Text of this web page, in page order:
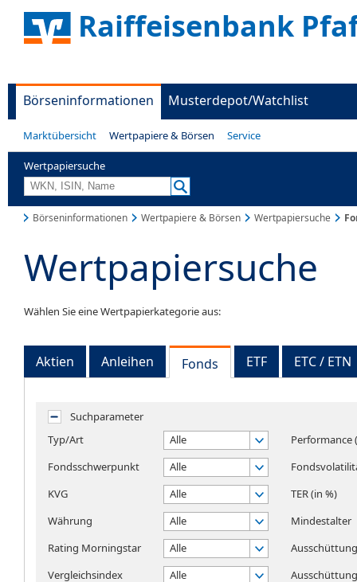
Raiffeisenbank
Börseninformationen Musterdepot/Watchlist
Marktübersicht Wertpapiere & Börsen Service
Wertpapiersuche
Börseninformationen Wertpapiere & Börsen Wertpapiersuche
Wertpapiersuche
Wählen Sie eine Wertpapierkategorie aus:
Aktien Anleihen Fonds ETF ETC / ETN
Suchparameter
Typ/Art
Alle
Fondsschwerpunkt
Alle
KVG
Alle
Währung
Alle
Rating Morningstar
Alle
Vergleichsindex
Alle
Performance
TER (in %)
Mindestalter